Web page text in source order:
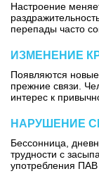
Настроение
перепады часто
ИЗМЕНЕНИЕ
Появляются
прежние связи.
интерес к
НАРУШЕНИЕ
Бессонница,
трудности с
употребления ПАВ